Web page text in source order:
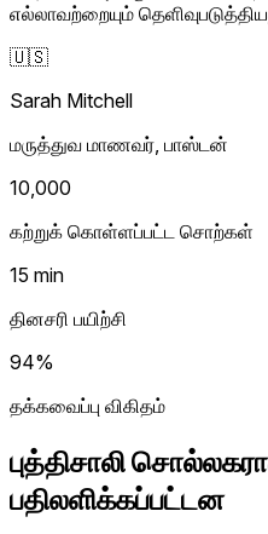
எல்லாவற்றையும்
🇺🇸
Sarah Mitchell
மருத்துவ மாணவர், பாஸ்டன்
10,000
கற்றுக் கொள்ளப்பட்ட சொற்கள்
15 min
தினசரி பயிற்சி
94%
தக்கவைப்பு விகிதம்
புத்திசாலி
பதிலளிக்கப்பட்டன